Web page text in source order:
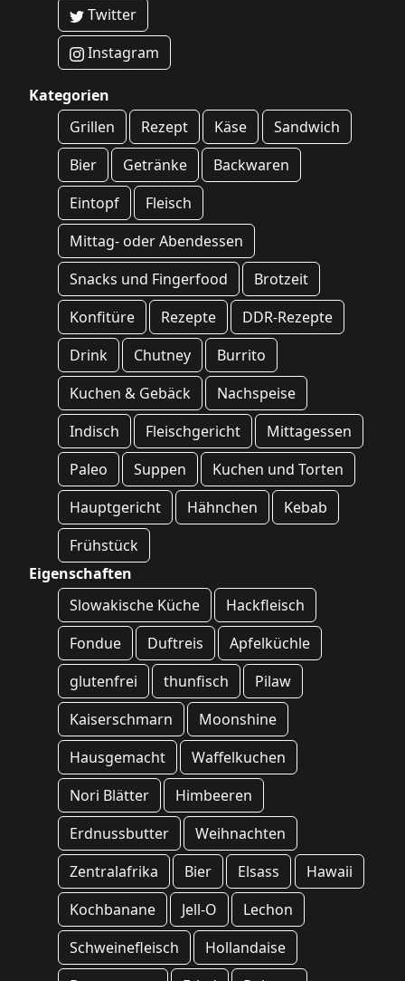
Twitter
Instagram
Kategorien
Grillen
Rezept Käse
Sandwich
Bier
Getränke
Backwaren
Eintopf
Fleisch
Mittag- oder Abendessen
Snacks und Fingerfood
Brotzeit
Konfitüre
Rezepte
DDR-Rezepte
Drink
Chutney
Burrito
Kuchen & Gebäck
Nachspeise
Indisch
Fleischgericht
Mittagessen
Paleo
Suppen
Kuchen und Torten
Hauptgericht
Hähnchen
Kebab
Frühstück
Eigenschaften
Slowakische Küche
Hackfleisch
Fondue
Duftreis
Apfelküchle
glutenfrei
thunfisch
Pilaw
Kaiserschmarn
Moonshine
Hausgemacht
Waffelkuchen
Nori Blätter
Himbeeren
Erdnussbutter
Weihnachten
Zentralafrika
Bier Elsass
Hawaii
Kochbanane
Jell-O
Lechon
Schweinefleisch
Hollandaise